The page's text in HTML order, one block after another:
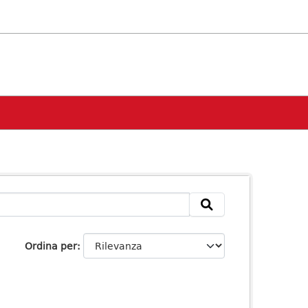
Ordina per